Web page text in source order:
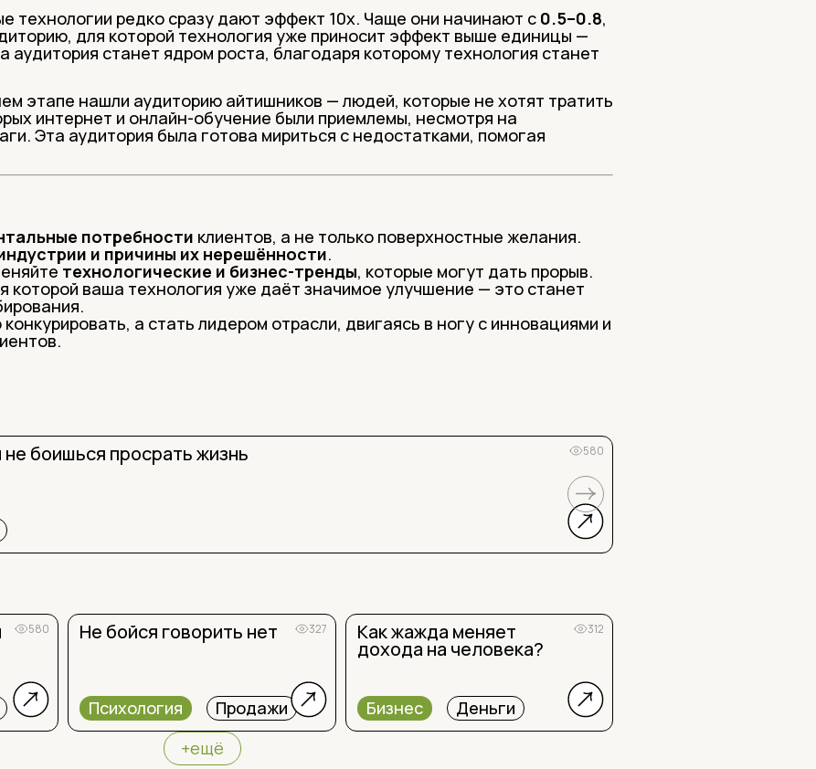
технологии редко сразу дают эффект 10х. Чаще они начинают с 0.5–0.8,
для которой технология уже приносит эффект выше единицы —
аудитория станет ядром роста, благодаря которому технология станет
этапе нашли аудиторию айтишников — людей, которые не хотят тратить
интернет и онлайн-обучение были приемлемы, несмотря на
Эта аудитория была готова мириться с недостатками, помогая
потребности клиентов, а не только поверхностные желания.
и причины их нерешённости.
технологические и бизнес-тренды, которые могут дать прорыв.
которой ваша технология уже даёт значимое улучшение — это станет
а стать лидером отрасли, двигаясь в ногу с инновациями и
боишься просрать жизнь 580
580 Не бойся говорить нет 327
Психология Продажи
Как жажда меняет
дохода на человека?
312
Бизнес
Деньги
+ещё